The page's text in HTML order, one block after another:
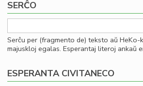
SERĈO
Serĉu per (fragmento de) teksto aŭ HeKo-
majuskloj egalas. Esperantaj literoj ankaŭ
ESPERANTA CIVITANECO